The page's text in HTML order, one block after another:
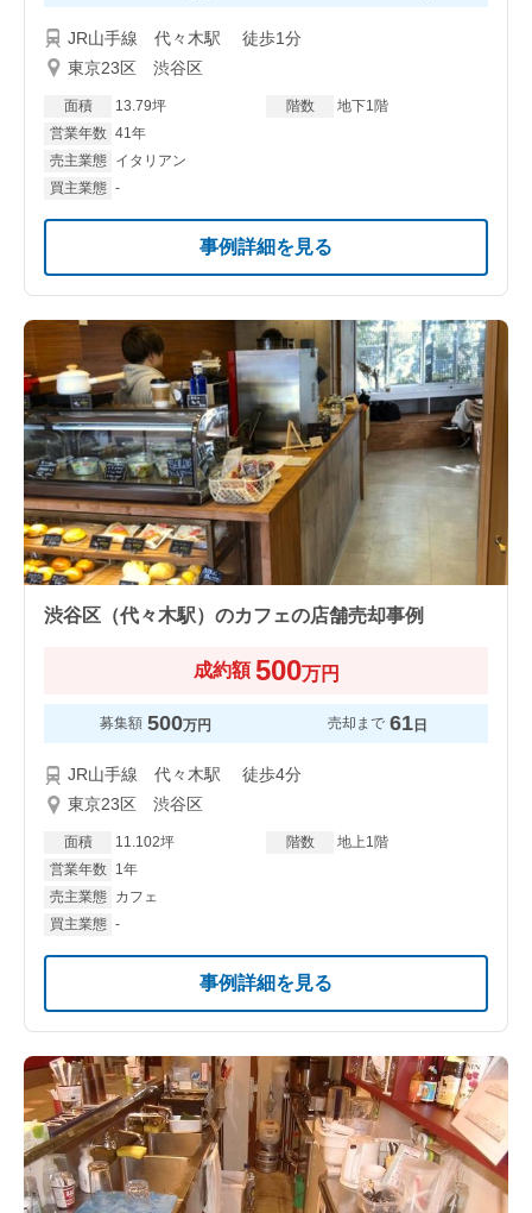
JR山手線 代々木駅 徒歩1分
東京23区 渋谷区
面積 13.79坪 階数
地下1階
営業年数 41年
売主業態
イタリアン
買主業態 -
事例詳細を見る
渋谷区（代々木駅）のカフェの店舗売却事例
成約額 500万円
募集額 500万円 売却まで 61日
JR山手線 代々木駅 徒歩4分
東京23区 渋谷区
面積 11.102坪 階数
地上1階
営業年数
1年
売主業態
カフェ
買主業態 -
事例詳細を見る